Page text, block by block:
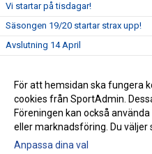
Vi startar på tisdagar!
Säsongen 19/20 startar strax upp!
Avslutning 14 April
Ingen träning 9/12-18
Ingen träning 11/11 2018
För att hemsidan ska fungera
cookies från SportAdmin.
Föreningen kan också
eller marknadsföring. Du väljer
Anpassa dina val